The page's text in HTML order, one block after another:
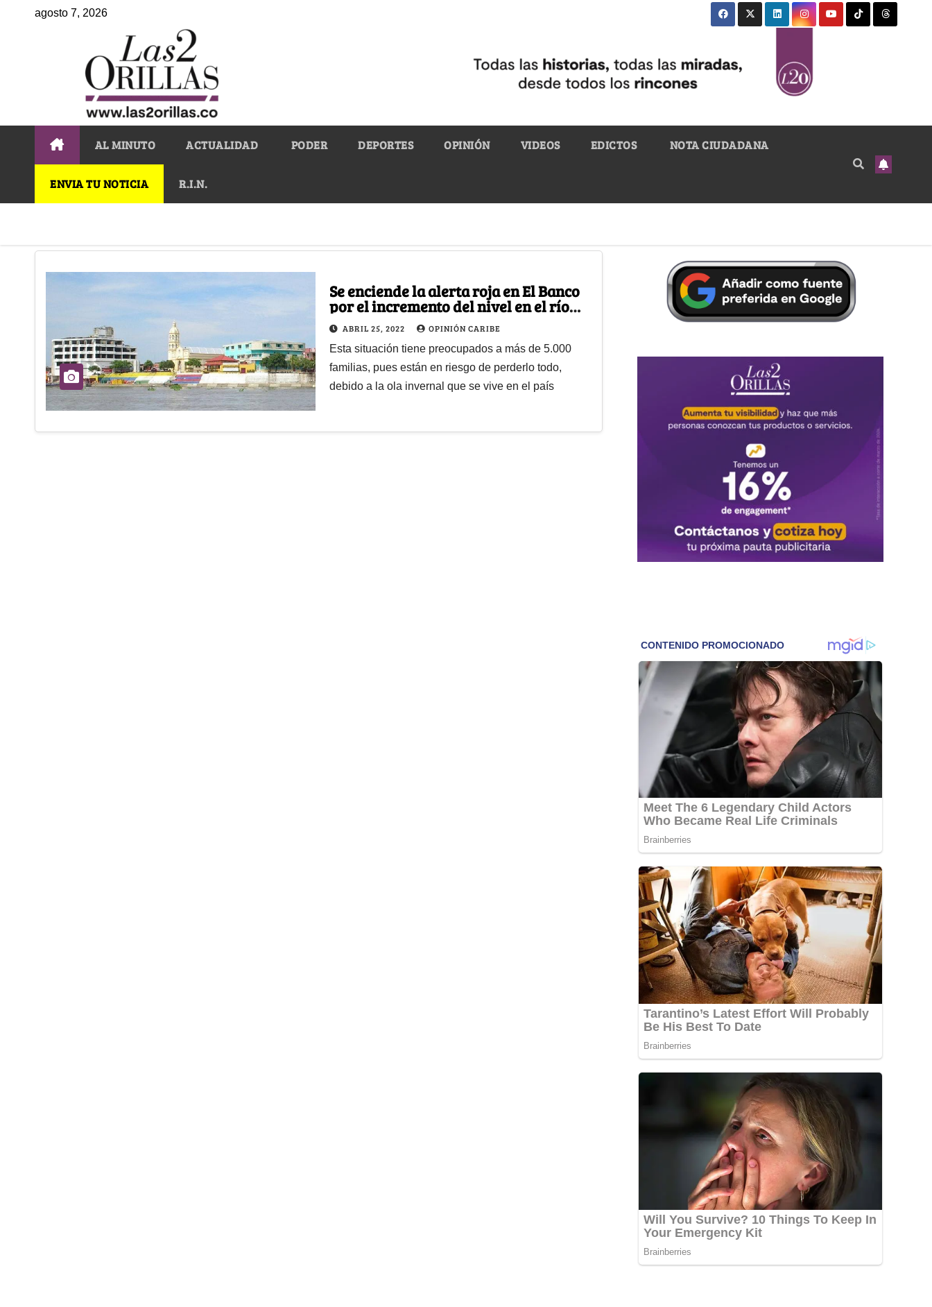
agosto 7, 2026
AL MINUTO ACTUALIDAD PODER DEPORTES OPINIÓN VIDEOS EDICTOS NOTA CIUDADANA
ENVIA TU NOTICIA R.I.N.
Se enciende la alerta roja en El Banco
por el incremento del nivel en el río
Magdalena
ABRIL 25, 2022 OPINIÓN CARIBE
Esta situación tiene preocupados a más de 5.000
familias, pues están en riesgo de perderlo todo,
debido a la ola invernal que se vive en el país